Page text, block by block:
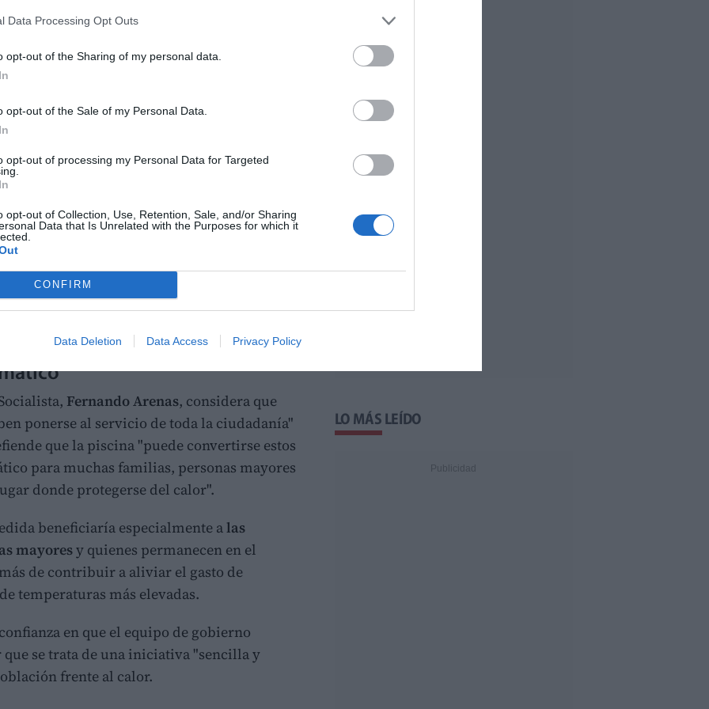
Data Processing Opt Outs
opt-out of the Sharing of my personal data.
opt-out of the Sale of my Personal Data.
opt-out of processing my Personal Data for Targeted
opt-out of Collection, Use, Retention, Sale, and/or Sharing
Data that Is Unrelated with the Purposes for which it
CONFIRM
Data Deletion Data Access Privacy Policy
ante la intensa ola de calor
las iniciativas planteadas figura
unrefugio climático, ampliando su horario
y ofreciendo acceso gratuito
calor extremo.
las altas temperaturas
horario de la piscina de 10:00 a 22:00
y
de facilitar a la población un espacio
seguridad.
reúne las condiciones necesarias
devasos diferenciados para baño y
acuáticos y toboganes, además de
sombra.
Fernando Arenas, considera que
ponerse al servicio de toda la ciudadanía"
que la piscina "puede convertirse estos
para muchas familias, personas mayores
donde protegerse del calor".
beneficiaría especialmente alas
mayoresy quienes permanecen en el
de contribuir a aliviar el gasto de
temperaturas más elevadas.
en que el equipo de gobierno
se trata de una iniciativa "sencilla y
frente al calor.
LO MÁS LEÍDO